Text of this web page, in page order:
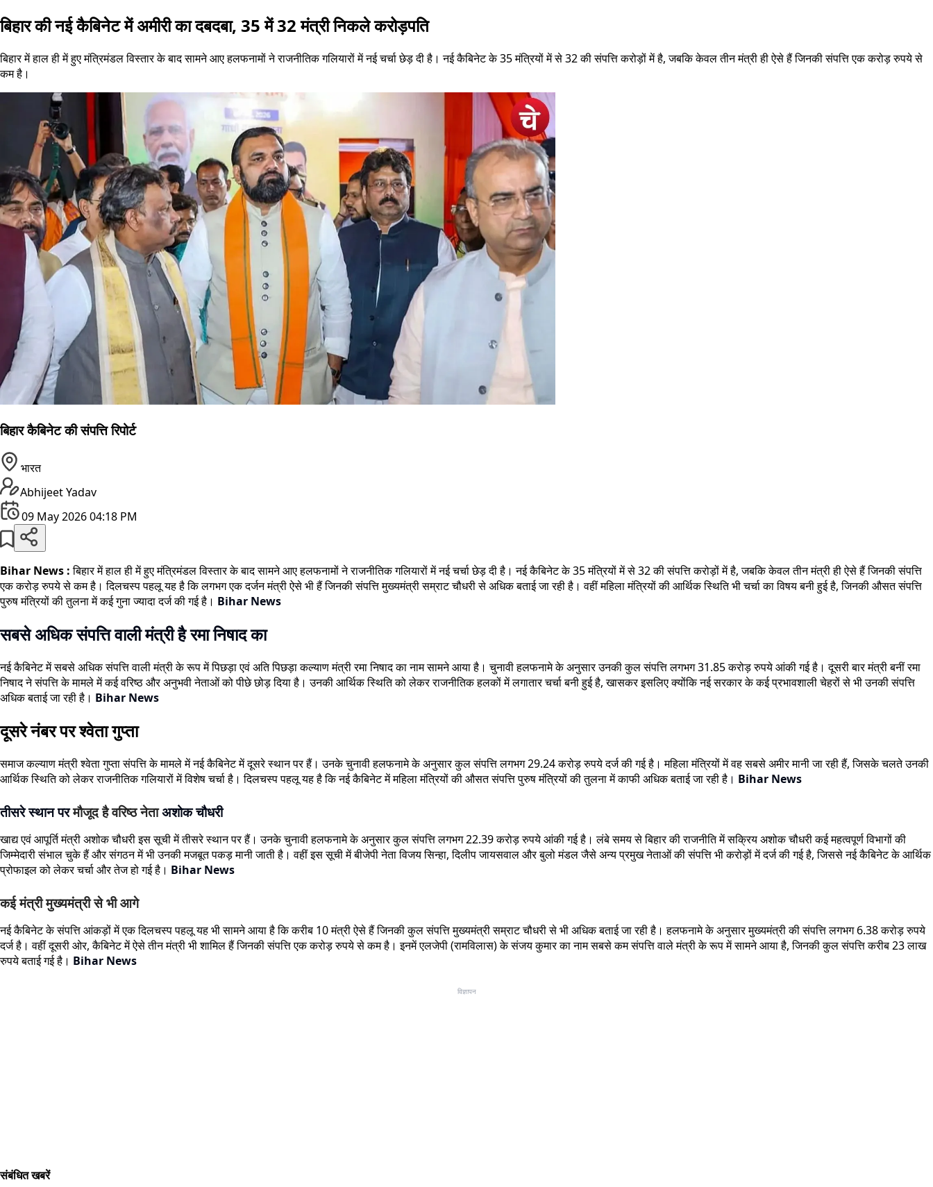
बिहार की नई कैबिनेट में अमीरी का दबदबा, 35 में 32 मंत्री निकले करोड़पति
बिहार में हाल ही में हुए मंत्रिमंडल विस्तार के बाद सामने आए हलफनामों ने राजनीतिक गलियारों में नई चर्चा छेड़ दी है। नई कैबिनेट के 35 मंत्रियों में से 32 की संपत्ति करोड़ों में है, जबकि केवल तीन मंत्री ही ऐसे हैं जिनकी संपत्ति एक करोड़ रुपये से
कम है।
बिहार कैबिनेट की संपत्ति रिपोर्ट
भारत
Abhijeet Yadav
09 May 2026 04:18 PM
Bihar News :बिहार में हाल ही में हुए मंत्रिमंडल विस्तार के बाद सामने आए हलफनामों ने राजनीतिक गलियारों में नई चर्चा छेड़ दी है। नई कैबिनेट के 35 मंत्रियों में से 32 की संपत्ति करोड़ों में है, जबकि केवल तीन मंत्री ही ऐसे हैं जिनकी संपत्ति
एक करोड़ रुपये से कम है। दिलचस्प पहलू यह है कि लगभग एक दर्जन मंत्री ऐसे भी हैं जिनकी संपत्ति मुख्यमंत्री सम्राट चौधरी से अधिक बताई जा रही है। वहीं महिला मंत्रियों की आर्थिक स्थिति भी चर्चा का विषय बनी हुई है, जिनकी औसत संपत्ति
पुरुष मंत्रियों की तुलना में कई गुना ज्यादा दर्ज की गई है। Bihar News
सबसे अधिक संपत्ति वाली मंत्री है रमा निषाद का
नई कैबिनेट में सबसे अधिक संपत्ति वाली मंत्री के रूप में पिछड़ा एवं अति पिछड़ा कल्याण मंत्री रमा निषाद का नाम सामने आया है। चुनावी हलफनामे के अनुसार उनकी कुल संपत्ति लगभग 31.85 करोड़ रुपये आंकी गई है। दूसरी बार मंत्री बनीं रमा
निषाद ने संपत्ति के मामले में कई वरिष्ठ और अनुभवी नेताओं को पीछे छोड़ दिया है। उनकी आर्थिक स्थिति को लेकर राजनीतिक हलकों में लगातार चर्चा बनी हुई है, खासकर इसलिए क्योंकि नई सरकार के कई प्रभावशाली चेहरों से भी उनकी संपत्ति
अधिक बताई जा रही है। Bihar News
दूसरे नंबर पर श्वेता गुप्ता
समाज कल्याण मंत्री श्वेता गुप्ता संपत्ति के मामले में नई कैबिनेट में दूसरे स्थान पर हैं। उनके चुनावी हलफनामे के अनुसार कुल संपत्ति लगभग 29.24 करोड़ रुपये दर्ज की गई है। महिला मंत्रियों में वह सबसे अमीर मानी जा रही हैं, जिसके चलते उनकी
आर्थिक स्थिति को लेकर राजनीतिक गलियारों में विशेष चर्चा है। दिलचस्प पहलू यह है कि नई कैबिनेट में महिला मंत्रियों की औसत संपत्ति पुरुष मंत्रियों की तुलना में काफी अधिक बताई जा रही है । Bihar News
तीसरे स्थान परमौजूद है वरिष्ठ नेताअशोक चौधरी
खाद्य एवं आपूर्ति मंत्री अशोक चौधरी इस सूची में तीसरे स्थान पर हैं। उनके चुनावी हलफनामे के अनुसार कुल संपत्ति लगभग 22.39 करोड़ रुपये आंकी गई है। लंबे समय से बिहार की राजनीति में सक्रिय अशोक चौधरी कई महत्वपूर्ण विभागों की
जिम्मेदारी संभाल चुके हैं और संगठन में भी उनकी मजबूत पकड़ मानी जाती है। वहीं इस सूची में बीजेपी नेता विजय सिन्हा, दिलीप जायसवाल और बुलो मंडल जैसे अन्य प्रमुख नेताओं की संपत्ति भी करोड़ों में दर्ज की गई है, जिससे नई कैबिनेट के आर्थिक
प्रोफाइल को लेकर चर्चा और तेज हो गई है। Bihar News
कई मंत्री मुख्यमंत्री से भी आगे
नई कैबिनेट के संपत्ति आंकड़ों में एक दिलचस्प पहलू यह भी सामने आया है कि करीब 10 मंत्री ऐसे हैं जिनकी कुल संपत्ति मुख्यमंत्री सम्राट चौधरी से भी अधिक बताई जा रही है। हलफनामे के अनुसार मुख्यमंत्री की संपत्ति लगभग 6.38 करोड़ रुपये
दर्ज है। वहीं दूसरी ओर, कैबिनेट में ऐसे तीन मंत्री भी शामिल हैं जिनकी संपत्ति एक करोड़ रुपये से कम है। इनमें एलजेपी (रामविलास) के संजय कुमार का नाम सबसे कम संपत्ति वाले मंत्री के रूप में सामने आया है, जिनकी कुल संपत्ति करीब 23 लाख
रुपये बताई गई है। Bihar News
विज्ञापन
संबंधित खबरें